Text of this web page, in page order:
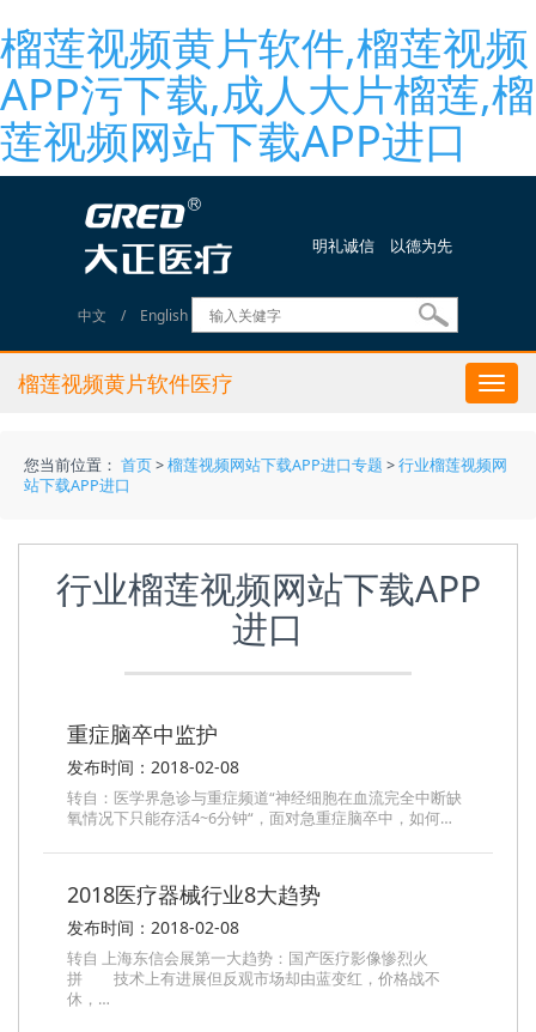
榴莲视频黄片软件,榴莲视频
APP污下载,成人大片榴莲,榴
莲视频网站下载APP进口
明礼诚信 以德为先
中文 / English
榴莲视频黄片软件医疗
您当前位置： 首页>榴莲视频网站下载APP进口专题 >行业榴莲视频网
站下载APP进口
行业榴莲视频网站下载APP
进口
重症脑卒中监护
发布时间：2018-02-08
转自：医学界急诊与重症频道“神经细胞在血流完全中断缺
氧情况下只能存活4~6分钟“，面对急重症脑卒中，如何…
2018医疗器械行业8大趋势
发布时间：2018-02-08
转自 上海东信会展第一大趋势：国产医疗影像惨烈火
拼 技术上有进展但反观市场却由蓝变红，价格战不
休，…